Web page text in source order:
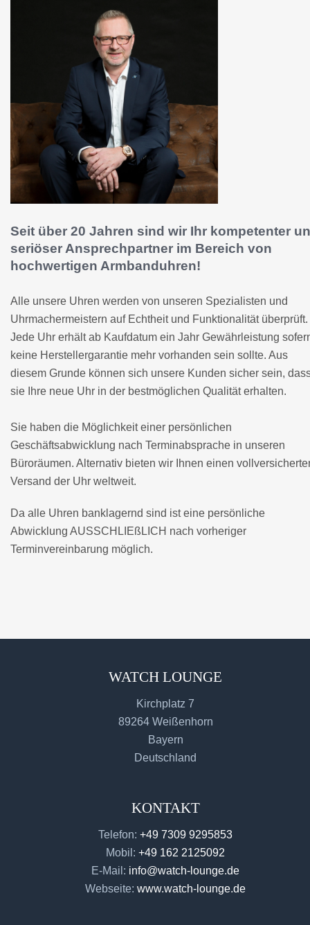
Seit über 20 Jahren sind wir Ihr kompetenter
seriöser Ansprechpartner im Bereich von
hochwertigen Armbanduhren!
Alle unsere Uhren werden von unseren Spezialisten und
Uhrmachermeistern auf Echtheit und Funktionalität überprüft.
Jede Uhr erhält ab Kaufdatum ein Jahr Gewährleistung
keine Herstellergarantie mehr vorhanden sein sollte. Aus
diesem Grunde können sich unsere Kunden sicher sein,
sie Ihre neue Uhr in der bestmöglichen Qualität erhalten.
Sie haben die Möglichkeit einer persönlichen
Geschäftsabwicklung nach Terminabsprache in unseren
Büroräumen. Alternativ bieten wir Ihnen einen
Versand der Uhr weltweit.
Da alle Uhren banklagernd sind ist eine persönliche
Abwicklung AUSSCHLIEßLICH nach vorheriger
Terminvereinbarung möglich.
WATCH LOUNGE
Kirchplatz 7
89264 Weißenhorn
Bayern
Deutschland
KONTAKT
Telefon: +49 7309 9295853
Mobil: +49 162 2125092
E-Mail: info@watch-lounge.de
Webseite: www.watch-lounge.de